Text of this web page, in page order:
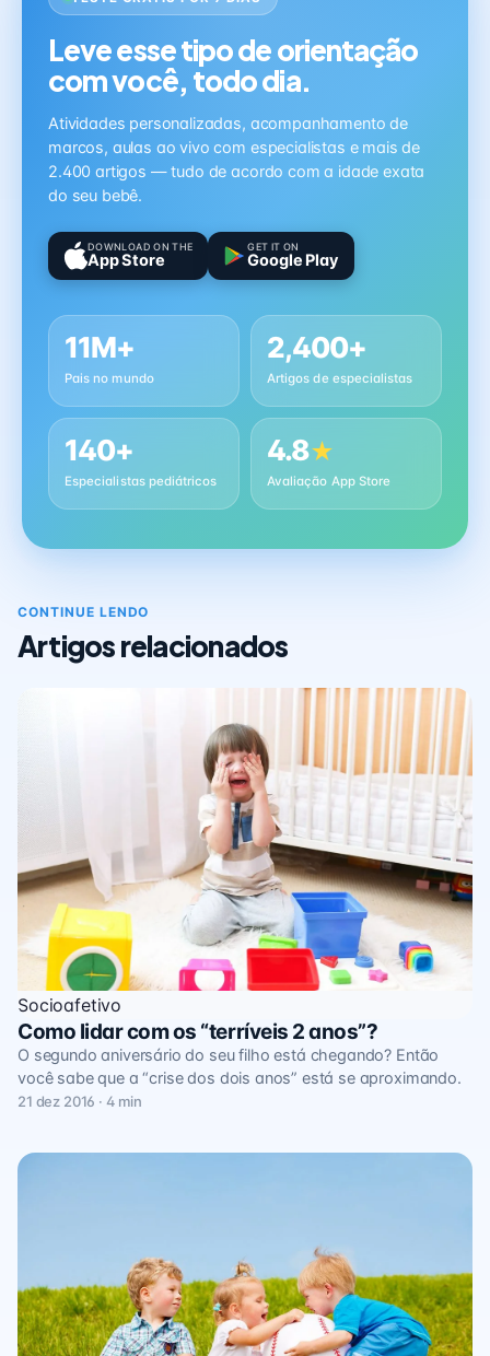
Leve esse tipo de orientação
com você, todo dia.
Atividades personalizadas, acompanhamento de
marcos, aulas ao vivo com especialistas e mais de
2.400 artigos — tudo de acordo com a idade exata
do seu bebê.
DOWNLOAD ON THE
App Store
GET IT ON
Google Play
11M+
Pais no mundo
2,400+
Artigos de especialistas
140+
Especialistas pediátricos
4.8★
Avaliação App Store
CONTINUE LENDO
Artigos relacionados
Socioafetivo
Como lidar com os “terríveis 2 anos”?
O segundo aniversário do seu filho está chegando? Então
você sabe que a “crise dos dois anos” está se aproximando.
21 dez 2016 · 4 min